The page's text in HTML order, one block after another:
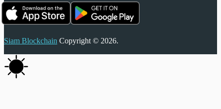
Siam Blockchain Copyright © 2026.